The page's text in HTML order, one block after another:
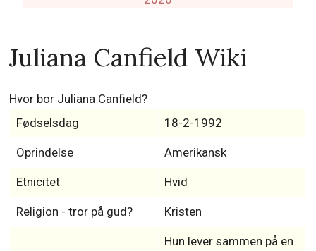
Juliana Canfield Wiki
Hvor bor Juliana Canfield?
Fødselsdag
18-2-1992
Oprindelse Amerikansk
Etnicitet Hvid
Religion - tror på gud? Kristen
Hun lever sammen på en